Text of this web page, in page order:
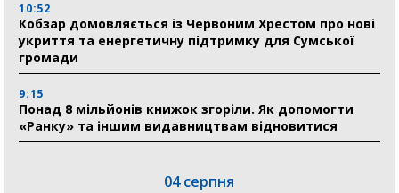
10:52
Кобзар домовляється із Червоним Хрестом про нові
укриття та енергетичну підтримку для Сумської
громади
9:15
Понад 8 мільйонів книжок згоріли. Як допомогти
«Ранку» та іншим видавництвам відновитися
04 серпня